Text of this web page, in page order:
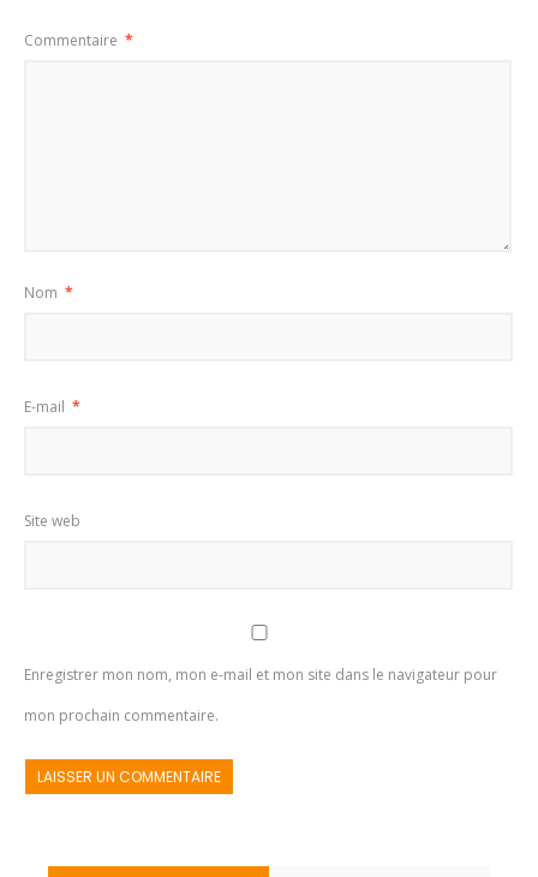
Commentaire *
Nom *
E-mail *
Site web
Enregistrer mon nom, mon e-mail et mon site dans le navigateur pour
mon prochain commentaire.